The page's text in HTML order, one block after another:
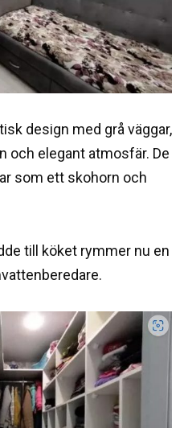
design med grå väggar,
och elegant atmosfär. De
som ett skohorn och
till köket rymmer nu en